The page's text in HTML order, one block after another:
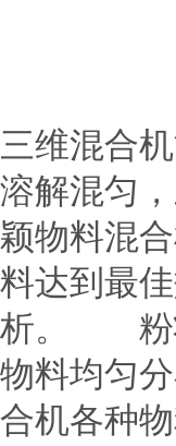
三维混合
溶解混匀
颖物料混
料达到最
析。 粉状
物料均匀
合机各种